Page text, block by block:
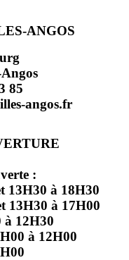
ANGOS
85
angos.fr
:
13H30 à 18H30
13H30 à 17H00
à 12H30
à 12H00